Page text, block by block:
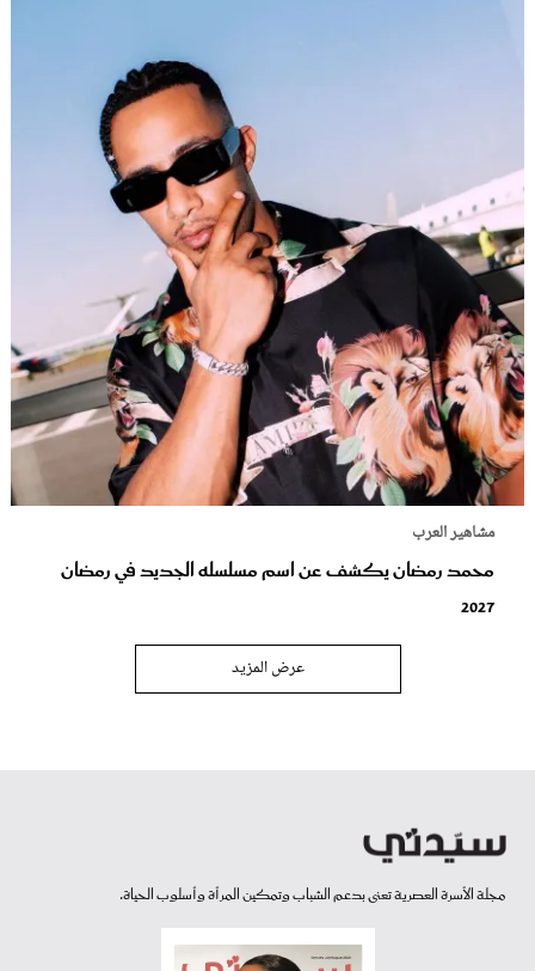
مشاهير العرب
محمد رمضان يكشف عن اسم مسلسله الجديد في رمضان
2027
عرض المزيد
مجلة الأسرة العصرية تعنى بدعم الشباب وتمكين المرأة وأسلوب الحياة.